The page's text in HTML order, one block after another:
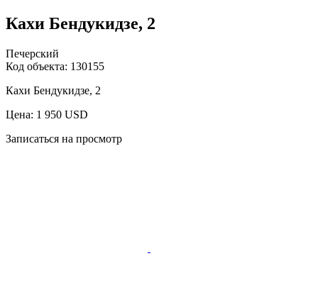
Кахи Бендукидзе, 2
Печерский
Код объекта: 130155
Кахи Бендукидзе, 2
Цена: 1 950 USD
Записаться на просмотр